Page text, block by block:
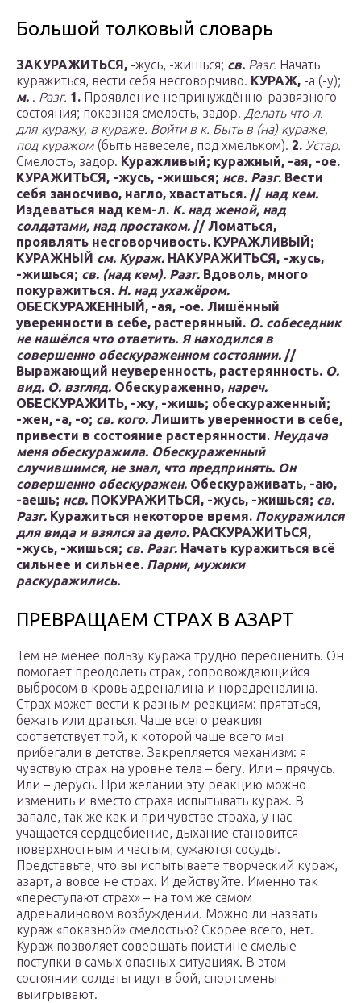
Большой толковый словарь
ЗАКУРАЖИТЬСЯ, -жусь, -жишься; св. Разг. Начать
куражиться, вести себя несговорчиво. КУРАЖ, -а (-у);
м. . Разг. 1. Проявление непринуждённо-развязного
состояния; показная смелость, задор. Делать что-л.
для куражу, в кураже. Войти в к. Быть в (на) кураже,
под куражом (быть навеселе, под хмельком). 2. Устар.
Смелость, задор. Куражливый; куражный, -ая, -ое.
КУРАЖИТЬСЯ, -жусь, -жишься; нсв. Разг. Вести
себя заносчиво, нагло, хвастаться. // над кем.
Издеваться над кем-л. К. над женой, над
солдатами, над простаком. //Ломаться,
проявлять несговорчивость. КУРАЖЛИВЫЙ;
КУРАЖНЫЙ см. Кураж. НАКУРАЖИТЬСЯ, -жусь,
-жишься; св. (над кем). Разг. Вдоволь, много
покуражиться. Н. над ухажёром.
ОБЕСКУРАЖЕННЫЙ, -ая, -ое. Лишённый
уверенности в себе, растерянный. О. собеседник
не нашёлся что ответить. Я находился в
совершенно обескураженном состоянии. //
Выражающий неуверенность, растерянность. О.
вид. О. взгляд. Обескураженно, нареч.
ОБЕСКУРАЖИТЬ, -жу, -жишь; обескураженный;
-жен, -а, -о; св. кого. Лишить уверенности в себе,
привести в состояние растерянности. Неудача
меня обескуражила. Обескураженный
случившимся, не знал, что предпринять. Он
совершенно обескуражен. Обескураживать, -аю,
-аешь; нсв. ПОКУРАЖИТЬСЯ, -жусь, -жишься; св.
Разг. Куражиться некоторое время. Покуражился
для вида и взялся за дело. РАСКУРАЖИТЬСЯ,
-жусь, -жишься; св. Разг. Начать куражиться всё
сильнее и сильнее. Парни, мужики
раскуражились.
ПРЕВРАЩАЕМ СТРАХ В АЗАРТ
Тем не менее пользу куража трудно переоценить. Он
помогает преодолеть страх, сопровождающийся
выбросом в кровь адреналина и норадреналина.
Страх может вести к разным реакциям: прятаться,
бежать или драться. Чаще всего реакция
соответствует той, к которой чаще всего мы
прибегали в детстве. Закрепляется механизм: я
чувствую страх на уровне тела – бегу. Или – прячусь.
Или – дерусь. При желании эту реакцию можно
изменить и вместо страха испытывать кураж. В
запале, так же как и при чувстве страха, у нас
учащается сердцебиение, дыхание становится
поверхностным и частым, сужаются сосуды.
Представьте, что вы испытываете творческий кураж,
азарт, а вовсе не страх. И действуйте. Именно так
«переступают страх» – на том же самом
адреналиновом возбуждении. Можно ли назвать
кураж «показной» смелостью? Скорее всего, нет.
Кураж позволяет совершать поистине смелые
поступки в самых опасных ситуациях. В этом
состоянии солдаты идут в бой, спортсмены
выигрывают.